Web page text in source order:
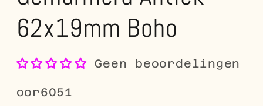
62x19mm Boho
Geen beoordelingen
SKU:
oor6051